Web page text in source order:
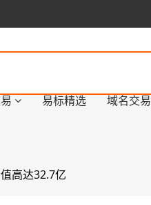
易标精选 域名交易
高达32.7亿